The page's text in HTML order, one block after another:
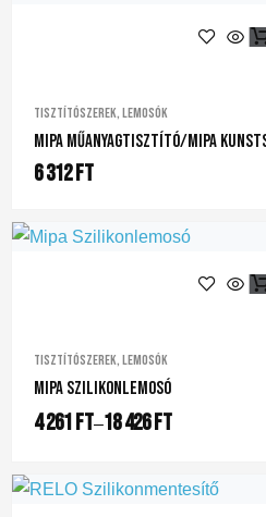
Tisztítószerek, lemosók
Mipa Műanyagtisztító/Mipa
6 312Ft
Tisztítószerek, lemosók
Mipa Szilikonlemosó
4 261Ft–18 426Ft